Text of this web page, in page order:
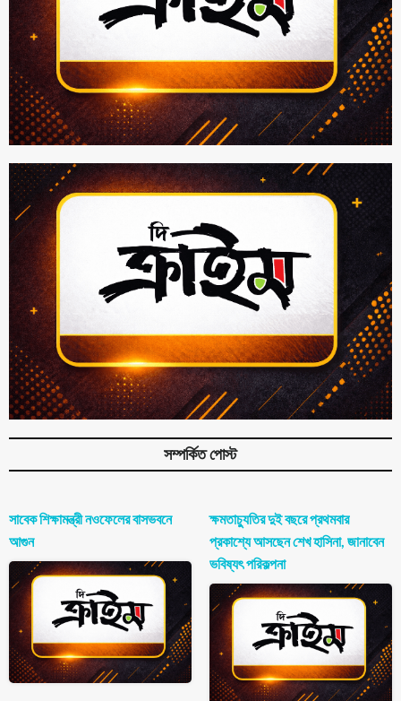
সম্পর্কিত পোস্ট
সাবেক শিক্ষামন্ত্রী নওফেলের বাসভবনে
আগুন
ক্ষমতাচ্যুতির দুই বছরে প্রথমবার
প্রকাশ্যে আসছেন শেখ হাসিনা, জানাবেন
ভবিষ্যৎ পরিকল্পনা